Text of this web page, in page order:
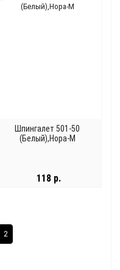
Шпингалет 501-50
(Белый),Нора-М
118 р.
2